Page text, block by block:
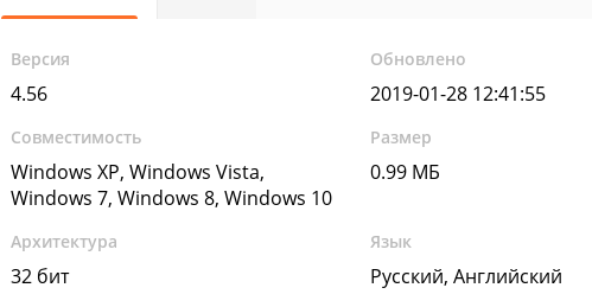
Версия
4.56
Обновлено
2019-01-28 12:41:55
Совместимость
Windows XP, Windows Vista,
Windows 7, Windows 8, Windows 10
Размер
0.99 МБ
Архитектура
32 бит
Язык
Русский, Английский